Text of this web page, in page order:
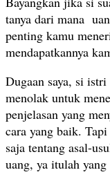
tanya dari mana
penting kamu
mendapatkannya
Dugaan saya, si
menolak untuk
penjelasan yang
cara yang baik.
saja tentang asal-
uang, ya itulah yang